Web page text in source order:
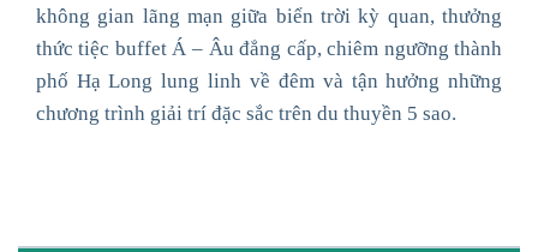
không gian lãng mạn giữa biển trời kỳ quan, thưởng
thức tiệc buffet Á – Âu đẳng cấp, chiêm ngưỡng thành
phố Hạ Long lung linh về đêm và tận hưởng những
chương trình giải trí đặc sắc trên du thuyền 5 sao.